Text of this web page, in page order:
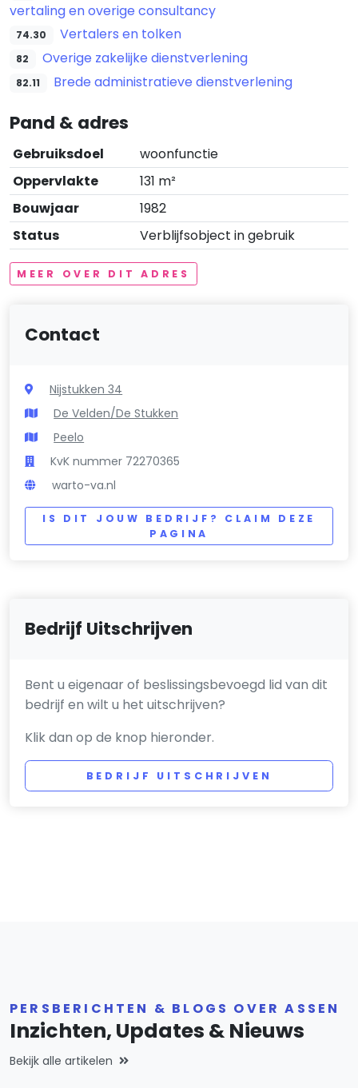
vertaling en overige consultancy
74.30 Vertalers en tolken
82 Overige zakelijke dienstverlening
82.11 Brede administratieve dienstverlening
Pand & adres
Gebruiksdoel
woonfunctie
Oppervlakte
131 m²
Bouwjaar
1982
Status
Verblijfsobject in gebruik
MEER OVER DIT ADRES
Contact
Nijstukken 34
De Velden/De Stukken
Peelo
KvK nummer 72270365
warto-va.nl
IS DIT JOUW BEDRIJF? CLAIM DEZE
PAGINA
Bedrijf Uitschrijven
Bent u eigenaar of beslissingsbevoegd lid van dit
bedrijf en wilt u het uitschrijven?
Klik dan op de knop hieronder.
BEDRIJF UITSCHRIJVEN
PERSBERICHTEN & BLOGS OVER ASSEN
Inzichten, Updates & Nieuws
Bekijk alle artikelen